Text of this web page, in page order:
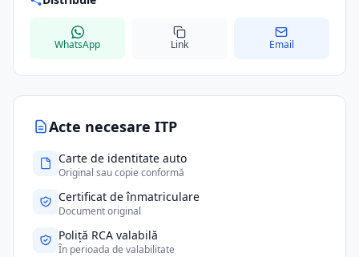
Acte necesare ITP
Carte de identitate auto
Original sau copie conformă
Certificat de înmatriculare
Document original
Poliță RCA valabilă
În perioada de valabilitate
WhatsApp Link Email